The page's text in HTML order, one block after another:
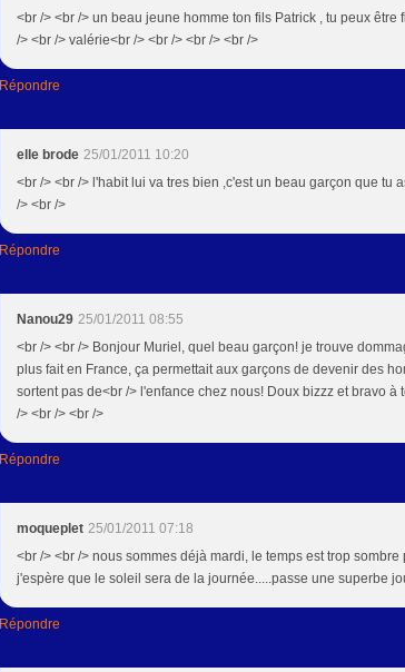
<br /> <br /> un beau jeune homme ton fils Patrick , tu peux
/> <br /> valérie<br /> <br /> <br /> <br />
Répondre
elle brode 25/01/2011 10:20
<br /> <br /> l'habit lui va tres bien ,c'est un beau garçon que tu
/> <br />
Répondre
Nanou29 25/01/2011 08:55
<br /> <br /> Bonjour Muriel, quel beau garçon! je trouve
plus fait en France, ça permettait aux garçons de devenir des
sortent pas de<br /> l'enfance chez nous! Doux bizzz et bravo
/> <br /> <br />
Répondre
moqueplet 25/01/2011 07:18
<br /> <br /> nous sommes déjà mardi, le temps est trop
j'espère que le soleil sera de la journée.....passe une superbe
Répondre